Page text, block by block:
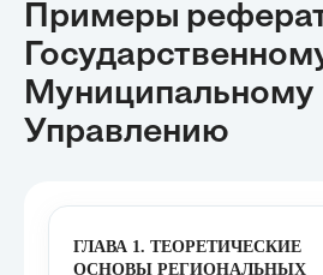
Примеры
Муниципальному
Управлению
ГЛАВА 1. ТЕОРЕТИЧЕСКИЕ
ОСНОВЫ РЕГИОНАЛЬНЫХ